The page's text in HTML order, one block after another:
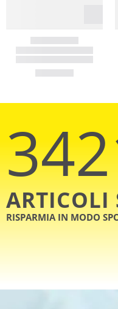
ARTICOLI
RISPARMIA IN MODO